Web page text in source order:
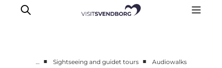
… ■ Sightseeing and guidet tours ■ Audiowalks